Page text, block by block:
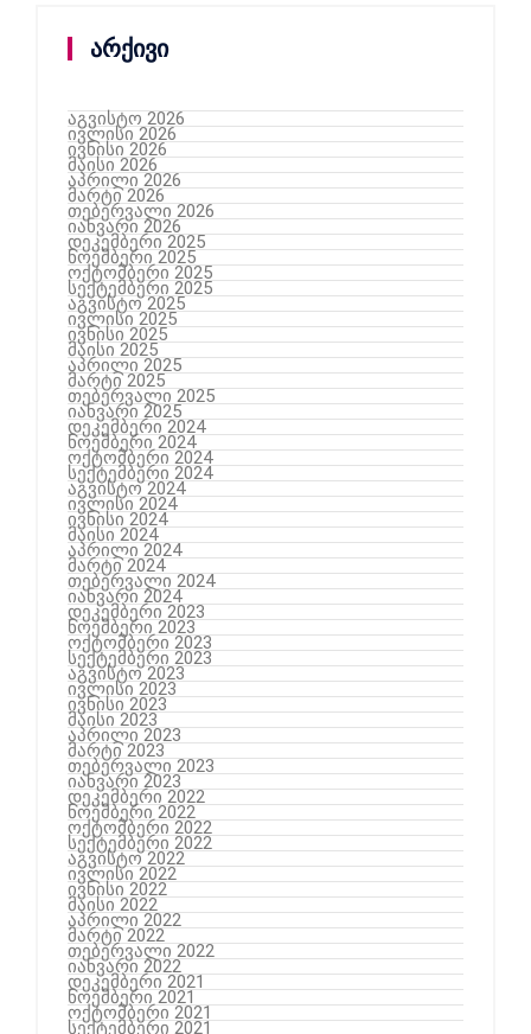
არქივი
აგვისტო 2026
ივლისი 2026
ივნისი 2026
მაისი 2026
აპრილი 2026
მარტი 2026
თებერვალი 2026
იანვარი 2026
დეკემბერი 2025
ნოემბერი 2025
ოქტომბერი 2025
სექტემბერი 2025
აგვისტო 2025
ივლისი 2025
ივნისი 2025
მაისი 2025
აპრილი 2025
მარტი 2025
თებერვალი 2025
იანვარი 2025
დეკემბერი 2024
ნოემბერი 2024
ოქტომბერი 2024
სექტემბერი 2024
აგვისტო 2024
ივლისი 2024
ივნისი 2024
მაისი 2024
აპრილი 2024
მარტი 2024
თებერვალი 2024
იანვარი 2024
დეკემბერი 2023
ნოემბერი 2023
ოქტომბერი 2023
სექტემბერი 2023
აგვისტო 2023
ივლისი 2023
ივნისი 2023
მაისი 2023
აპრილი 2023
მარტი 2023
თებერვალი 2023
იანვარი 2023
დეკემბერი 2022
ნოემბერი 2022
ოქტომბერი 2022
სექტემბერი 2022
აგვისტო 2022
ივლისი 2022
ივნისი 2022
მაისი 2022
აპრილი 2022
მარტი 2022
თებერვალი 2022
იანვარი 2022
დეკემბერი 2021
ნოემბერი 2021
ოქტომბერი 2021
სექტემბერი 2021